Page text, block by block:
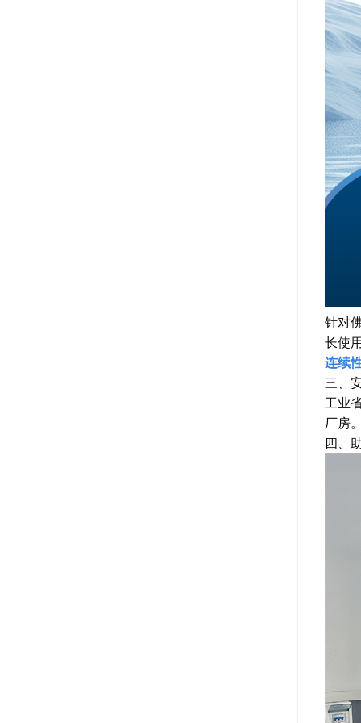
针对
长使
连续
三、
工业
厂房
四、